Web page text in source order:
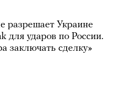
разрешает Украине
для ударов по России.
заключать сделку»